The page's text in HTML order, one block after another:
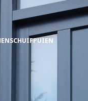
SCHUIFPUIEN